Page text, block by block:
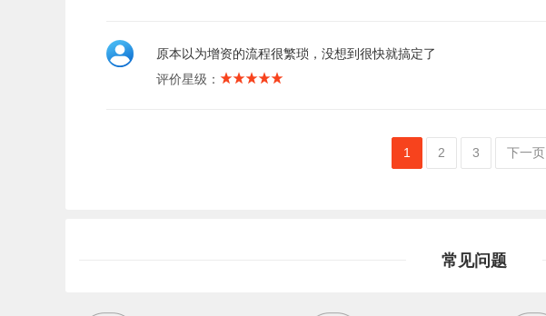
原本以为增资的流程很繁琐，没想到很快就搞定了
评价星级：
1 2 3 下一页
常见问题